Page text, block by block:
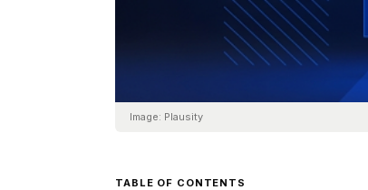
Image: Plausity
TABLE OF CONTENTS